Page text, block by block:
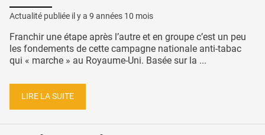
Actualité publiée il y a 9 années 10 mois
Franchir une étape après l’autre et en groupe c’est un peu
les fondements de cette campagne nationale anti-tabac
qui « marche » au Royaume-Uni. Basée sur la ...
LIRE LA SUITE